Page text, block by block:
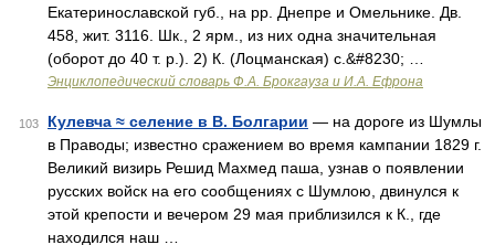
Екатеринославской губ., на pp. Днепре и Омельнике. Дв.
458, жит. 3116. Шк., 2 ярм., из них одна значительная
(оборот до 40 т. р.). 2) К. (Лоцманская) с.&#8230; …
Энциклопедический словарь Ф.А. Брокгауза и И.А. Ефрона
103 Кулевча ≈ селение в В. Болгарии — на дороге из Шумлы
в Праводы; известно сражением во время кампании 1829 г.
Великий визирь Решид Махмед паша, узнав о появлении
русских войск на его сообщениях с Шумлою, двинулся к
этой крепости и вечером 29 мая приблизился к К., где
находился наш …